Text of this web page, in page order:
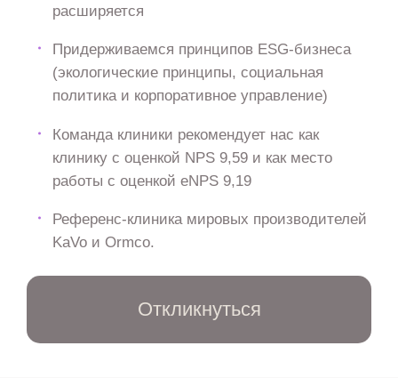
расширяется
Придерживаемся принципов ESG-бизнеса
(экологические принципы, социальная
политика и корпоративное управление)
Команда клиники рекомендует нас как
клинику с оценкой NPS 9,59 и как место
работы с оценкой eNPS 9,19
Референс-клиника мировых производителей
KaVo и Ormco.
Откликнуться